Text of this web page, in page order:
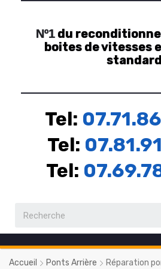
Nº1du
boites de vitesses
standard
Tel:
Tel:
Tel:
Accueil Ponts Arrière
Réparation